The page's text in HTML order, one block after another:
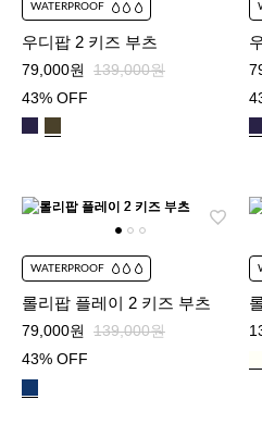
WATERPROOF
우디팝 2 키즈 부츠
79,000원
139,000원
43% OFF
WATERPROOF
롤리팝 플레이 2 키즈 부츠
79,000원
139,000원
43% OFF